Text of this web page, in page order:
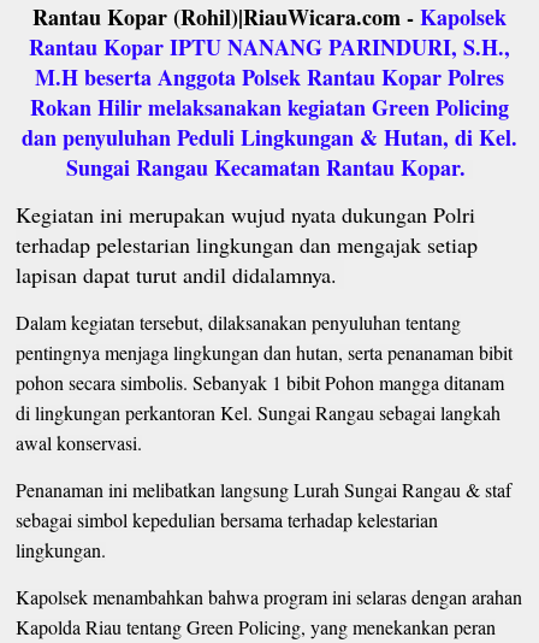
Rantau Kopar (Rohil)|RiauWicara.com -Kapolsek
Rantau Kopar IPTU NANANG PARINDURI, S.H.,
M.H beserta Anggota Polsek Rantau Kopar Polres
Rokan Hilir melaksanakan kegiatan Green Policing
dan penyuluhan Peduli Lingkungan & Hutan, di Kel.
Sungai Rangau Kecamatan Rantau Kopar.
Kegiatan ini merupakan wujud nyata dukungan Polri
terhadap pelestarian lingkungan dan mengajak setiap
lapisan dapat turut andil didalamnya.
Dalam kegiatan tersebut, dilaksanakan penyuluhan tentang
pentingnya menjaga lingkungan dan hutan, serta penanaman bibit
pohon secara simbolis. Sebanyak 1 bibit Pohon mangga ditanam
di lingkungan perkantoran Kel. Sungai Rangau sebagai langkah
awal konservasi.
Penanaman ini melibatkan langsung Lurah Sungai Rangau & staf
sebagai simbol kepedulian bersama terhadap kelestarian
lingkungan.
Kapolsek menambahkan bahwa program ini selaras dengan arahan
Kapolda Riau tentang Green Policing, yang menekankan peran